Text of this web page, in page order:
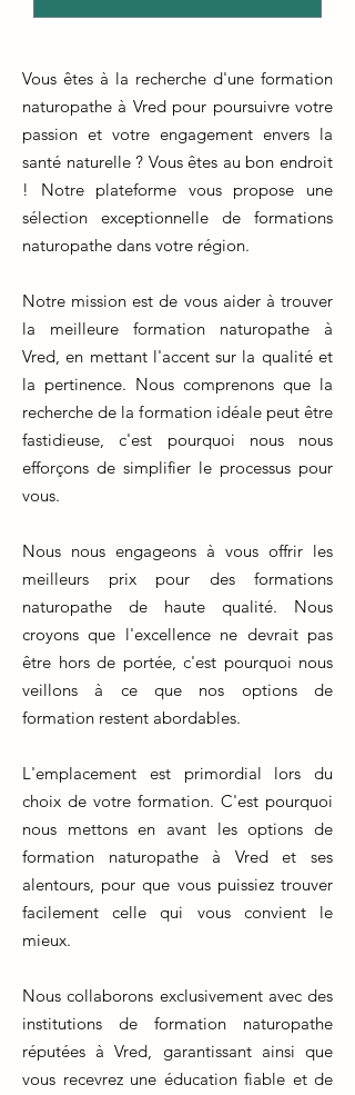
Vous êtes à la recherche d'une formation
naturopathe à Vred pour poursuivre votre
passion et votre engagement envers la
santé naturelle ? Vous êtes au bon endroit
! Notre plateforme vous propose une
sélection exceptionnelle de formations
naturopathe dans votre région.
Notre mission est de vous aider à trouver
la meilleure formation naturopathe à
Vred, en mettant l'accent sur la qualité et
la pertinence. Nous comprenons que la
recherche de la formation idéale peut être
fastidieuse, c'est pourquoi nous nous
efforçons de simplifier le processus pour
vous.
Nous nous engageons à vous offrir les
meilleurs prix pour des formations
naturopathe de haute qualité. Nous
croyons que l'excellence ne devrait pas
être hors de portée, c'est pourquoi nous
veillons à ce que nos options de
formation restent abordables.
L'emplacement est primordial lors du
choix de votre formation. C'est pourquoi
nous mettons en avant les options de
formation naturopathe à Vred et ses
alentours, pour que vous puissiez trouver
facilement celle qui vous convient le
mieux.
Nous collaborons exclusivement avec des
institutions de formation naturopathe
réputées à Vred, garantissant ainsi que
vous recevrez une éducation fiable et de